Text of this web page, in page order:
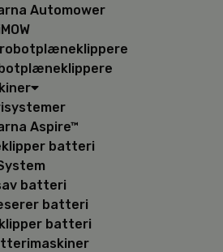
Automower
robotplæneklippere
Aspire™
batteri
batteri
batteri
batteri